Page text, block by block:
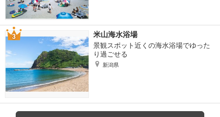
米山海水浴場
景観スポット近くの海水浴場でゆった
り過ごせる
新潟県